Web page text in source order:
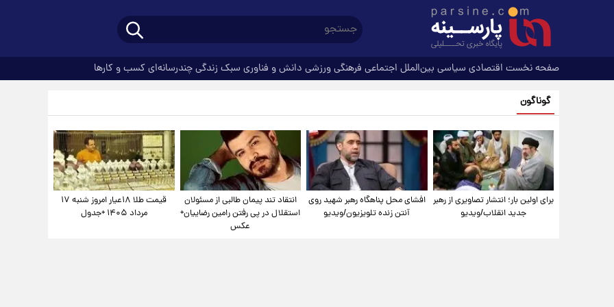
صفحه نخست اقتصادی سیاسی بین‌الملل اجتماعی فرهنگیورزشی دانش و فناوری سبک زندگیچندرسانه‌ای کسب و کارها
گوناگون
برای اولین بار؛ انتشار تصاویری از رهبر
جدید انقلاب/ویدیو
افشای محل پناهگاه‌ رهبر شهید روی
آنتن زنده تلویزیون/ویدیو
انتقاد تند پیمان طالبی از مسئولان
استقلال در پی رفتن رامین رضاییان+
عکس
قیمت طلا ۱۸عیار امروز شنبه ۱۷
مرداد ۱۴۰۵ +جدول